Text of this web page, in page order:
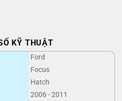
KỸ THUẬT
Ford
Focus
Hatch
2006 - 2011